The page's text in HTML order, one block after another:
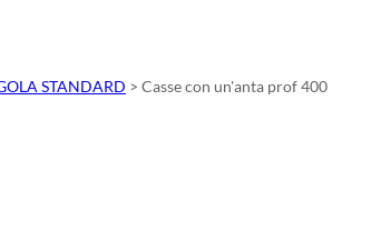
STANDARD > Casse con un'anta prof 400